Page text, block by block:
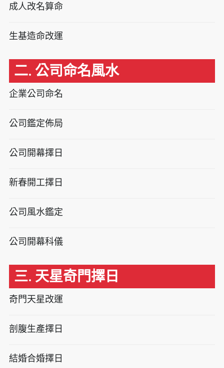
成人改名算命
生基造命改運
二. 公司命名風水
企業公司命名
公司鑑定佈局
公司開幕擇日
新春開工擇日
公司風水鑑定
公司開幕科儀
三. 天星奇門擇日
奇門天星改運
剖腹生產擇日
結婚合婚擇日